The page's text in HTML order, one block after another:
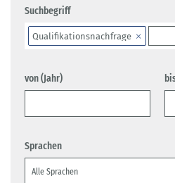
Suchbegriff
Qualifikationsnachfrage
von (Jahr)
Sprachen